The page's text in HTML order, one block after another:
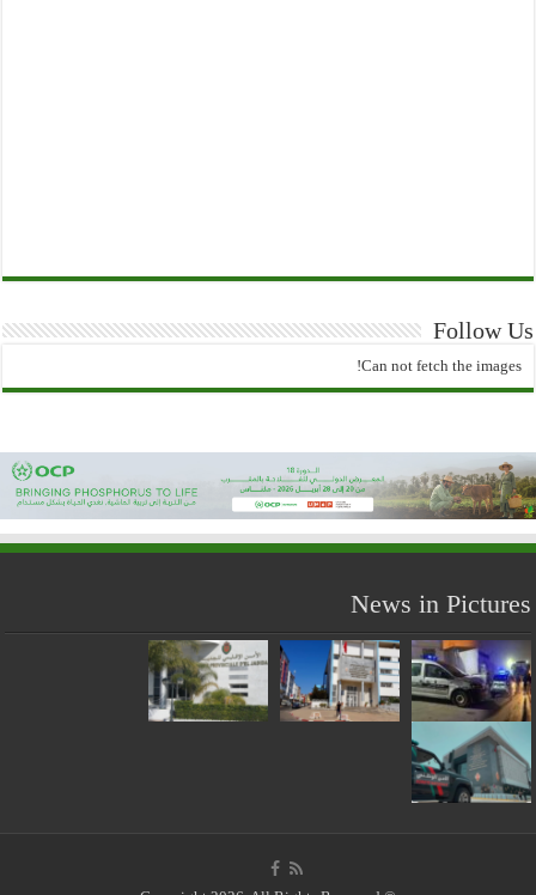
Follow Us
Can not fetch the images!
News in Pictures